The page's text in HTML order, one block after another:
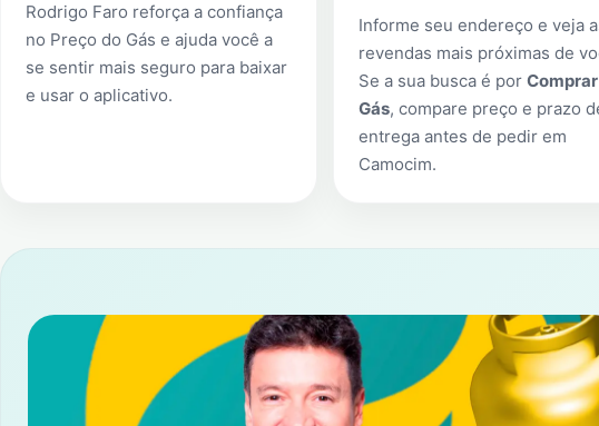
Rodrigo Faro reforça a confiança
no Preço do Gás e ajuda você a
se sentir mais seguro para baixar
e usar o aplicativo.
Informe seu endereço e veja
revendas mais próximas de
Se a sua busca é por Comprar
Gás, compare preço e prazo
entrega antes de pedir em
Camocim.